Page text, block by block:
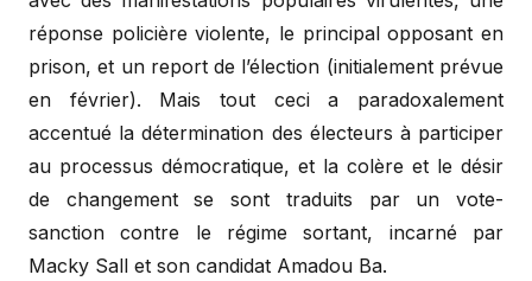
réponse policière violente, le principal opposant en
prison, et un report de l’élection (initialement prévue
en février). Mais tout ceci a paradoxalement
accentué la détermination des électeurs à participer
au processus démocratique, et la colère et le désir
de changement se sont traduits par un vote-
sanction contre le régime sortant, incarné par
Macky Sall et son candidat Amadou Ba.